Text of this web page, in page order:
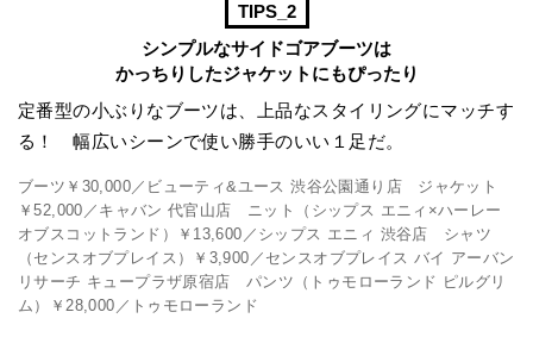
TIPS_2
シンプルなサイドゴアブーツは
かっちりしたジャケットにもぴったり
定番型の小ぶりなブーツは、上品なスタイリングにマッチす
る！ 幅広いシーンで使い勝手のいい１足だ。
ブーツ￥30,000／ビューティ&ユース 渋谷公園通り店 ジャケット
￥52,000／キャバン 代官山店 ニット（シップス エニィ×ハーレー
オブスコットランド）￥13,600／シップス エニィ 渋谷店 シャツ
（センスオブプレイス）￥3,900／センスオブプレイス バイ アーバン
リサーチ キュープラザ原宿店 パンツ（トゥモローランド ピルグリ
ム）￥28,000／トゥモローランド